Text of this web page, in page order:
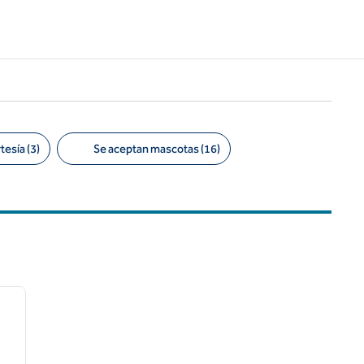
(3) Se aceptan mascotas (16)
siguiente imagen